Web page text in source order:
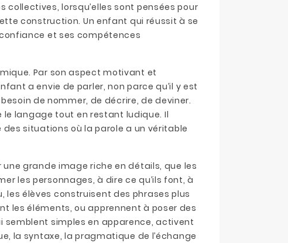
lorsqu’elles sont pensées pour
construction. Un enfant qui réussit à se
et ses compétences
Par son aspect motivant et
a envie de parler, non parce qu’il y est
de nommer, de décrire, de deviner.
le langage tout en restant ludique. Il
situations où la parole a un véritable
grande image riche en détails, que les
les personnages, à dire ce qu’ils font, à
les élèves construisent des phrases plus
les éléments, ou apprennent à poser des
semblent simples en apparence, activent
la syntaxe, la pragmatique de l’échange